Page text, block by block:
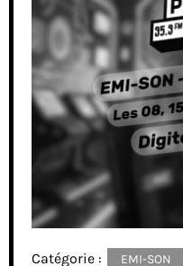
Catégorie : EMI-SON